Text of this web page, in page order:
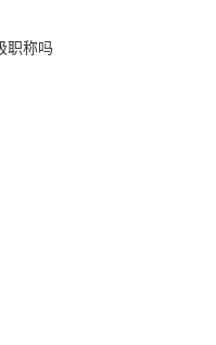
职称吗